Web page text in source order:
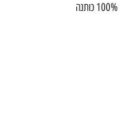
100% כותנה